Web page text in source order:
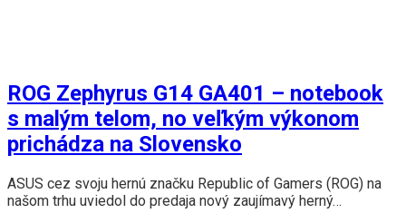
ROG Zephyrus G14 GA401 – notebook
s malým telom, no veľkým výkonom
prichádza na Slovensko
ASUS cez svoju hernú značku Republic of Gamers (ROG) na
našom trhu uviedol do predaja nový zaujímavý herný…